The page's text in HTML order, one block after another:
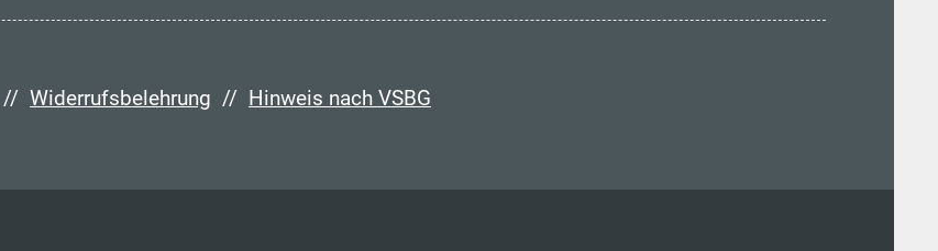
// Widerrufsbelehrung // Hinweis nach VSBG